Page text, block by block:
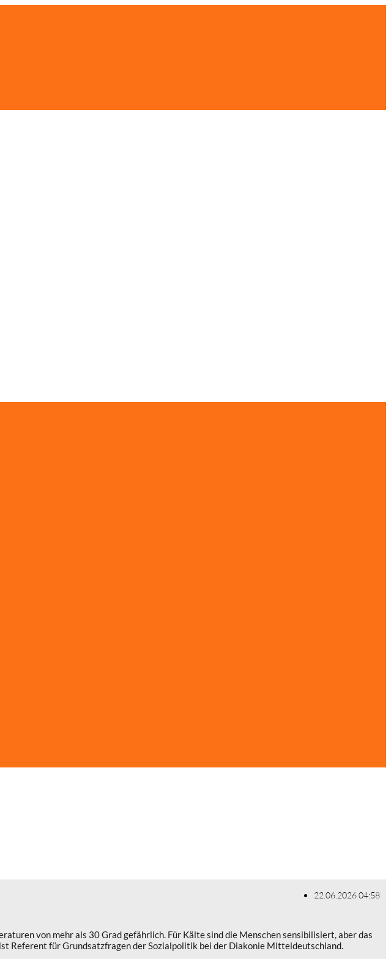
22.06.2026 04:58
von mehr als 30 Grad gefährlich. Für Kälte sind die Menschen sensibilisiert, aber das
Referent für Grundsatzfragen der Sozialpolitik bei der Diakonie Mitteldeutschland.